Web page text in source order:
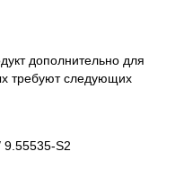
дополнительно для
требуют следующих
S2